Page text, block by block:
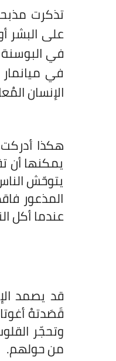
تذكرت
في
في
الإنسان
هكذا
يمكنها أن
يتوحّش
المذعور
عندما أكل
قد يصمد
قَصَدتهْ
وتحجّر
من حولهم.